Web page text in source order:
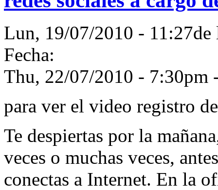
Lun, 19/07/2010 -
Fecha:
Thu, 22/07/2010 - 7:30pm
para ver el video registro
Te despiertas por la
veces o muchas veces,
conectas a Internet. En la